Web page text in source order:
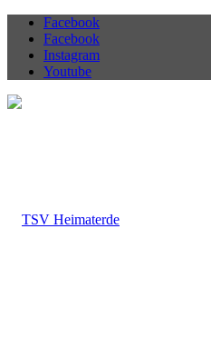
Facebook
Facebook
Instagram
Youtube